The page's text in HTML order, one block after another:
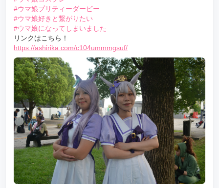
#ウマ娘プリティーダービー
#ウマ娘好きと繋がりたい
#ウマ娘になってしまいました
リンクはこちら！
https://ashirika.com/c104ummmgsuf/